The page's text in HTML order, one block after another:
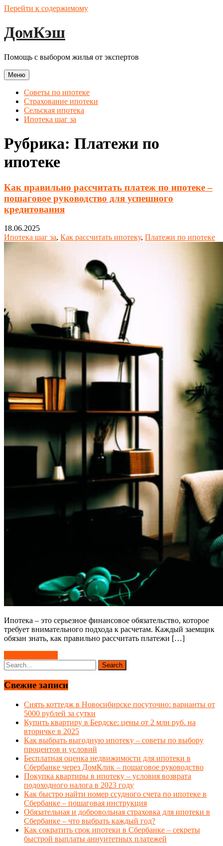
Перейти к содержимому
ДомКэш
Помощь с выбором жилья от экспертов
Меню
Советы по ипотеке
Страхование ипотеки
Сельская ипотека
Ипотека шаг за
Рубрика: Платежи по
ипотеке
Как правильно рассчитать платеж по ипотеке –
пошаговое руководство для успешного
кредитования
18.06.2025
Ипотека шаг за, Как рассчитать ипотеку, Платежи по ипотеке
Ипотека – это серьезное финансовое обязательство, которое
требует внимательного подхода к расчетам. Каждый заемщик
обязан знать, как правильно рассчитать платежи […]
Свежие записи
Снять коттедж в Новосибирске посуточно: варианты от
5000 рублей за сутки
Купить квартиру в Бердске: цены от 2 млн руб. на
вторичке в 2025
Как выбрать выгодную ипотеку – советы по выбору
процентов и условий
Бесплатная оценка недвижимости для ипотеки в
Сбербанке через ДомКлик – пошаговое руководство
Покупка квартиры в ипотеку – условия возврата
подоходного налога в 2023 году
Как быстро найти номер ссудного счета по ипотеке в
Сбербанке – пошаговая инструкция
Обязательная и добровольная страховка для ипотеки в
Сбербанке – что выбрать каждый год?
Как сократить срок ипотеки в Сбербанке – секреты
быстрой выплаты аннуитетных платежей